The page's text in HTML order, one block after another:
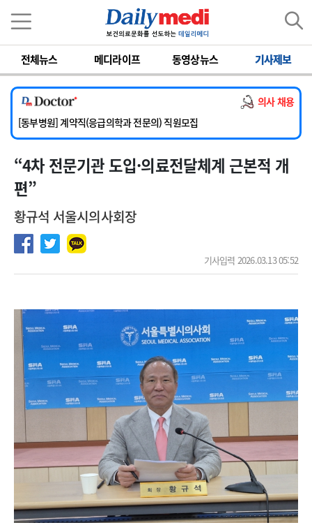
전체뉴스 메디라이프 동영상뉴스 기사제보
의사 채용
[서울아산병원] 2026년 하반기 인턴 모집
[영남대학교의료원] 마취통증의학과 임기제 임상의사 채용
[충남대학교병원] 소아청소년과(소아응급전담) 계약직 의사 공개채용
[동부병원] 계약직(응급의학과 전문의) 직원모집
[이대목동병원] 하반기 전공의(레지던트1년차) 모집
[서울아산병원] 2026년 하반기 인턴 모집
[영남대학교의료원] 마취통증의학과 임기제 임상의사 채용
“ 4차 전문기관 도입·의료전달체계 근본적 개
편”
황규석 서울시의사회장
기사입력 2026.03.13 05:52